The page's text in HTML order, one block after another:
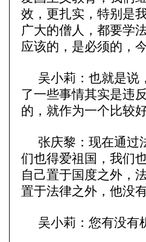
效，更扎实，特别是
广大的僧人，都要学
应该的，是必须的，
吴小莉：也就是说
了一些事情其实是违
的，就作为一个比较
张庆黎：现在通过
们也得爱祖国，我们
自己置于国度之外，
置于法律之外，他没
吴小莉：您有没有